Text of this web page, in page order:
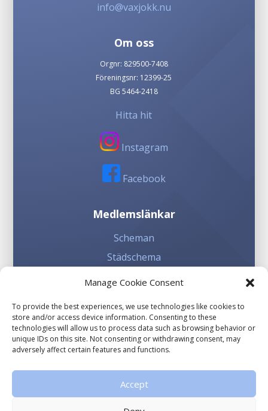
Manage Cookie Consent
To provide the best experiences, we use technologies like cookies to
store and/or access device information. Consenting to these
technologies will allow us to process data such as browsing behavior or
unique IDs on this site. Not consenting or withdrawing consent, may
adversely affect certain features and functions.
Accept
info@vaxjokk.nu
Om oss
Orgnr: 829500-7408
Föreningsnr: 12399-25
BG 5464-2418
Hitta hit
Instagram
Facebook
Medlemslänkar
Scheman
Städschema
Kioskschema
Involvera dig
Sponsorhuset
Gräsroten